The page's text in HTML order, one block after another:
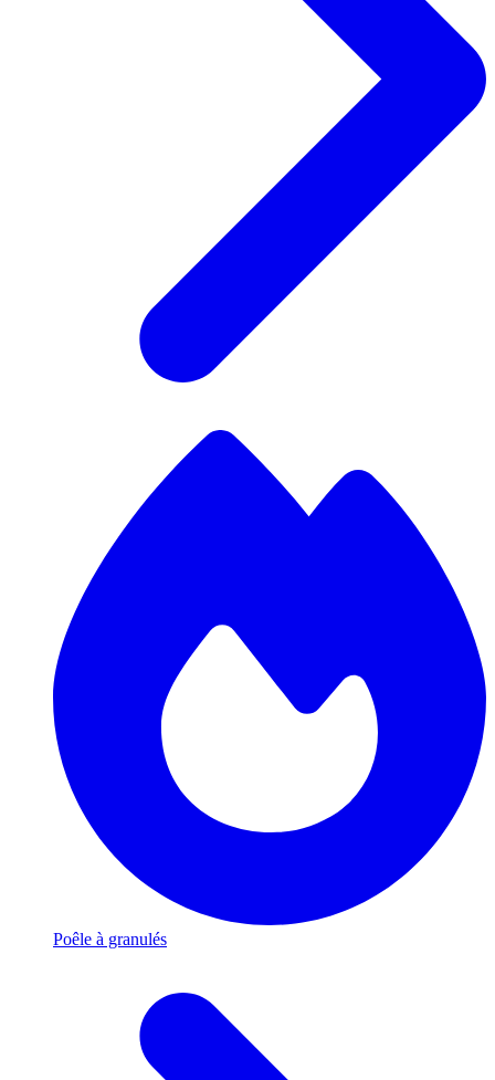
Poêle à granulés